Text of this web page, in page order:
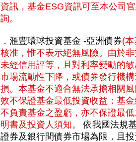
資訊，基金ESG資訊可至本公司
詢。
．滙豐環球投資基金 -亞洲債券(
核准，惟不表示絕無風險。由於
未經信用評等，且對利率變動的
市場流動性下降，或債券發行機
損。本基金不適合無法承擔相關
效不保證基金最低投資收益；基
不負責基金之盈虧，亦不保證最
明書及投資人須知。
依我國法規
證券及銀行間債券市場為限，且